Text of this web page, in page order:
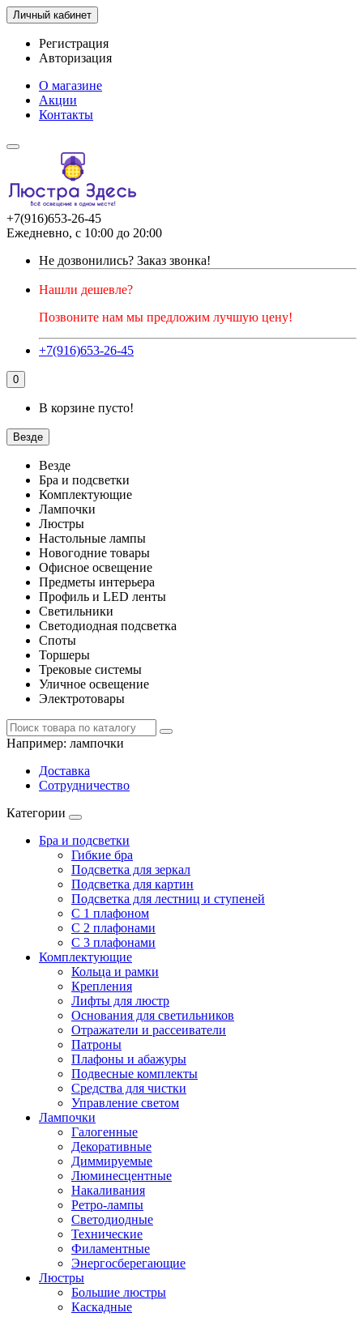
Личный кабинет
Регистрация
Авторизация
О магазине
Акции
Контакты
+7(916)653-26-45
Ежедневно, с 10:00 до 20:00
Не дозвонились? Заказ звонка!
Нашли дешевле?
Позвоните нам мы предложим лучшую цену!
+7(916)653-26-45
0
В корзине пусто!
Везде
Везде
Бра и подсветки
Комплектующие
Лампочки
Люстры
Настольные лампы
Новогодние товары
Офисное освещение
Предметы интерьера
Профиль и LED ленты
Светильники
Светодиодная подсветка
Споты
Торшеры
Трековые системы
Уличное освещение
Электротовары
Например: лампочки
Доставка
Сотрудничество
Категории
Бра и подсветки
Гибкие бра
Подсветка для зеркал
Подсветка для картин
Подсветка для лестниц и ступеней
С 1 плафоном
С 2 плафонами
С 3 плафонами
Комплектующие
Кольца и рамки
Крепления
Лифты для люстр
Основания для светильников
Отражатели и рассеиватели
Патроны
Плафоны и абажуры
Подвесные комплекты
Средства для чистки
Управление светом
Лампочки
Галогенные
Декоративные
Диммируемые
Люминесцентные
Накаливания
Ретро-лампы
Светодиодные
Технические
Филаментные
Энергосберегающие
Люстры
Большие люстры
Каскадные